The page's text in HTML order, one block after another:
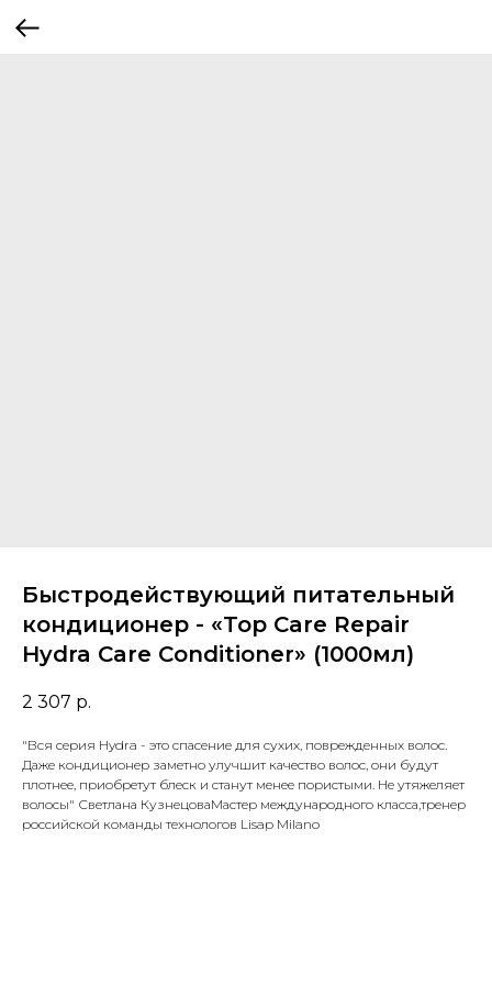
Быстродействующий питательный
кондиционер - «Top Care Repair
Hydra Care Conditioner» (1000мл)
2 307 р.
"Вся серия Hydra - это спасение для сухих, поврежденных волос.
Даже кондиционер заметно улучшит качество волос, они будут
плотнее, приобретут блеск и станут менее пористыми. Не утяжеляет
волосы" Светлана КузнецоваМастер международного класса,тренер
российской команды технологов Lisap Milano